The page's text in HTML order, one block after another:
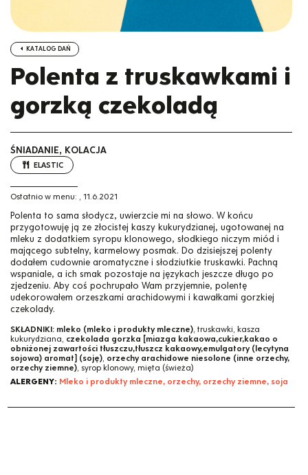
KATALOG DAŃ
Polenta z truskawkami i
gorzką czekoladą
ŚNIADANIE, KOLACJA
ELASTIC
Ostatnio w menu: , 11.6.2021
Polenta to sama słodycz, uwierzcie mi na słowo. W końcu
przygotowuję ją ze złocistej kaszy kukurydzianej, ugotowanej na
mleku z dodatkiem syropu klonowego, słodkiego niczym miód i
mającego subtelny, karmelowy posmak. Do dzisiejszej polenty
dodałem cudownie aromatyczne i słodziutkie truskawki. Pachną
wspaniale, a ich smak pozostaje na językach jeszcze długo po
zjedzeniu. Aby coś pochrupało Wam przyjemnie, polentę
udekorowałem orzeszkami arachidowymi i kawałkami gorzkiej
czekolady.
SKŁADNIKI: mleko (mleko i produkty mleczne), truskawki, kasza
kukurydziana, czekolada gorzka [miazga kakaowa,cukier,kakao o
obniżonej zawartości tłuszczu,tłuszcz kakaowy,emulgatory (lecytyna
sojowa) aromat] (soję), orzechy arachidowe niesolone (inne orzechy,
orzechy ziemne), syrop klonowy, mięta (świeża)
ALERGENY: Mleko i produkty mleczne, orzechy, orzechy ziemne, soja